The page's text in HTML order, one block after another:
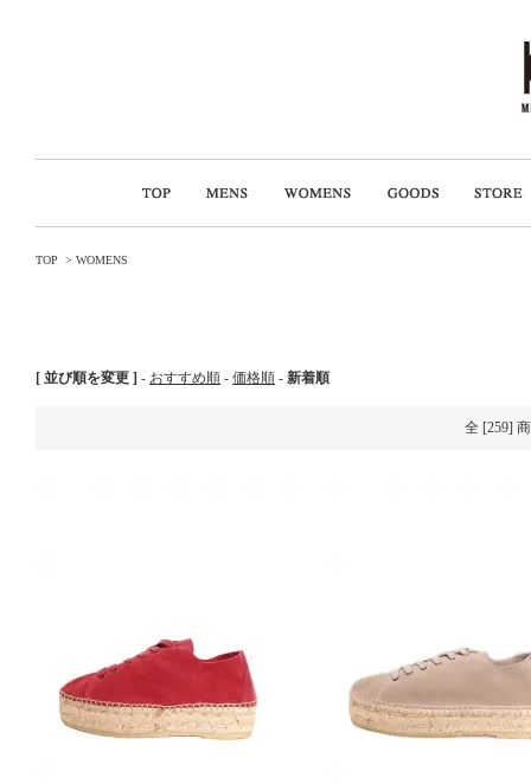
TOP > WOMENS
[ 並び順を変更 ] - おすすめ順 - 価格順 - 新着順
全 [259]